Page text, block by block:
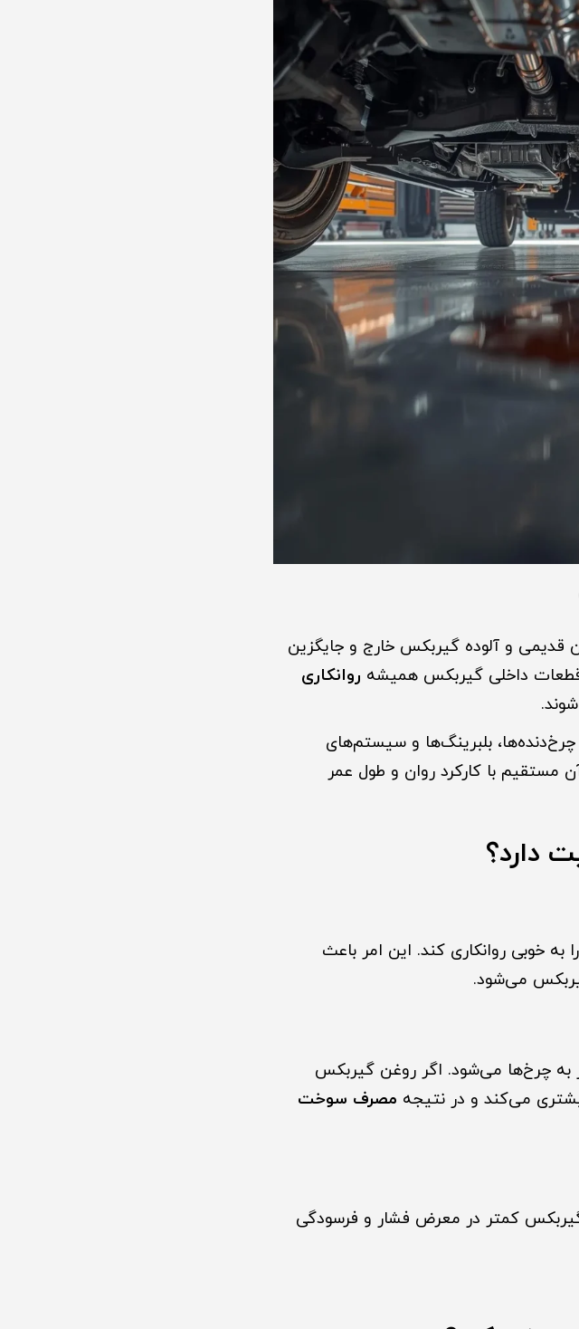
و آلوده گیربکس خارج و جایگزین
قطعات داخلی گیربکس همیشه روانکاری
بلبرینگ‌ها و سیستم‌های
مستقیم با کارکرد روان و طول عمر
دارد؟
خوبی روانکاری کند. این امر باعث
می‌شود.
به چرخ‌ها می‌شود. اگر روغن گیربکس
می‌کند و در نتیجه مصرف سوخت
کمتر در معرض فشار و فرسودگی